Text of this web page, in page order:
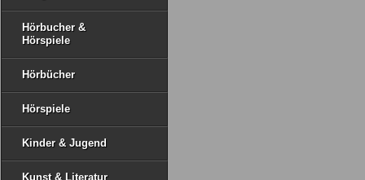
Hörbucher &
Hörspiele
Hörbücher
Hörspiele
Kinder & Jugend
Kunst & Literatur